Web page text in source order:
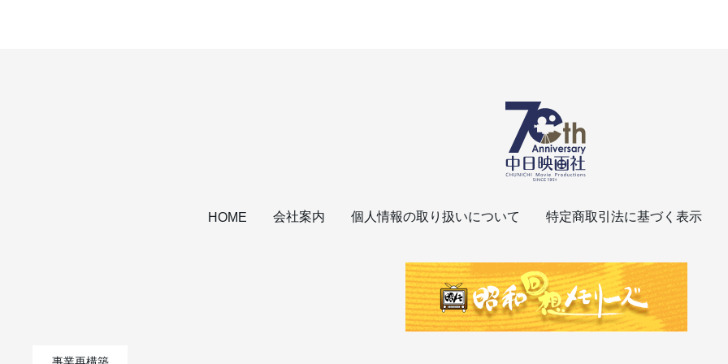
HOME 会社案内 個人情報の取り扱いについて 特定商取引法に基づく表示